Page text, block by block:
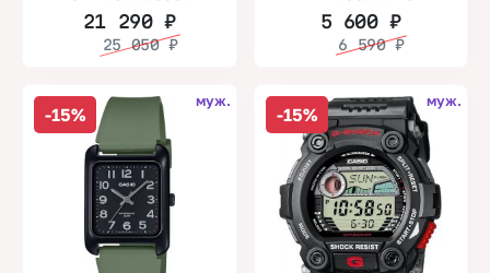
21 290₽
25 050₽
5 600₽
6 590₽
-15%
муж.
-15%
муж.